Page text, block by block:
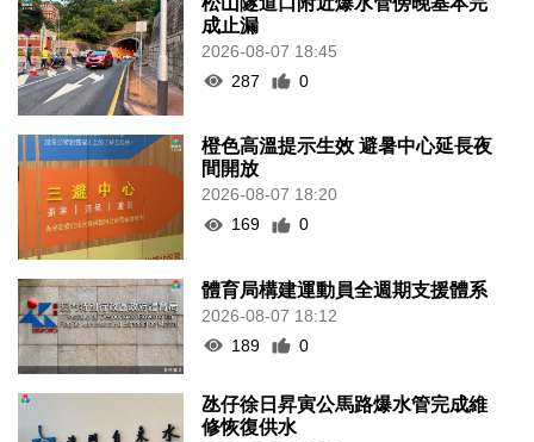
成止漏
2026-08-07 18:45
287
0
橙色高溫提示生效 避暑中心延長夜
間開放
2026-08-07 18:20
169
0
體育局構建運動員全週期支援體系
2026-08-07 18:12
189
0
氹仔徐日昇寅公馬路爆水管完成維
修恢復供水